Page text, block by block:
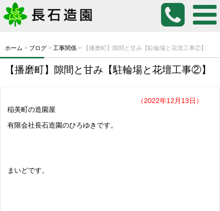
ホーム > ブログ > 工事関係 > 【播磨町】隙間と甘み【駐輪場と花壇工事②】
【播磨町】隙間と甘み【駐輪場と花壇工事②】
（2022年12月13日）
稲美町の造園屋
有限会社長石造園のひろゆきです。
まいどです。